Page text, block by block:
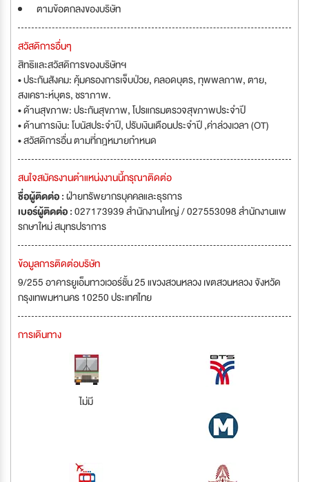
ตามข้อตกลงของบริษัท
สวัสดิการอื่นๆ
สิทธิและสวัสดิการของบริษัทฯ
• ประกันสังคม: คุ้มครองการเจ็บป่วย, คลอดบุตร, ทุพพลภาพ, ตาย,
สงเคราะห์บุตร, ชราภาพ.
• ด้านสุขภาพ: ประกันสุขภาพ, โปรแกรมตรวจสุขภาพประจำปี
• ด้านการเงิน: โบนัสประจำปี, ปรับเงินเดือนประจำปี ,ค่าล่วงเวลา (OT)
• สวัสดิการอื่น ตามที่กฎหมายกำหนด
สนใจสมัครงานตำแหน่งงานนี้กรุณาติดต่อ
ชื่อผู้ติดต่อ :ฝ่ายทรัพยากรบุคคลและธุรการ
เบอร์ผู้ติดต่อ :027173939 สำนักงานใหญ่ / 027553098 สำนักงานแพ
รกษาใหม่ สมุทรปราการ
ข้อมูลการติดต่อบริษัท
9/255 อาคารยูเอ็มทาวเวอร์ชั้น 25 แขวงสวนหลวง เขตสวนหลวง จังหวัด
กรุงเทพมหานคร 10250 ประเทศไทย
การเดินทาง
ไม่มี